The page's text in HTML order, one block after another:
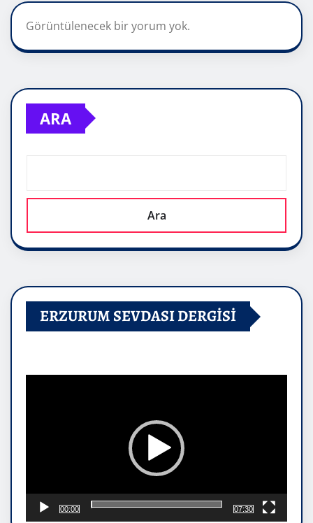
Görüntülenecek bir yorum yok.
ARA
Ara
ERZURUM SEVDASI DERGİSİ
00:00 07:30